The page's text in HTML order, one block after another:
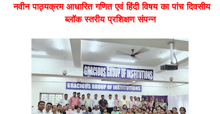
नवीन पाठ्यक्रम आधारित गणित एवं हिंदी विषय का पांच दिवसीय
ब्लॉक स्तरीय प्रशिक्षण संपन्न